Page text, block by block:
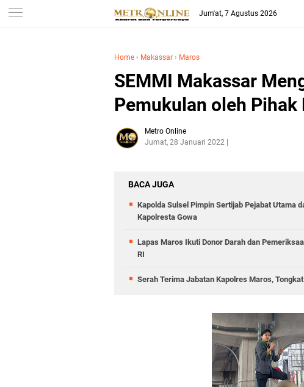
Jum'at, 7 Agustus 2026
Home › Makassar › Maros
SEMMI Makassar
Pemukulan oleh
Metro Online
Jumat, 28 Januari 2022
BACA JUGA
Kapolda Sulsel Pimpin Sertijab Pejabat Utama
Kapolresta Gowa
Lapas Maros Ikuti Donor Darah dan
RI
Serah Terima Jabatan Kapolres Maros,